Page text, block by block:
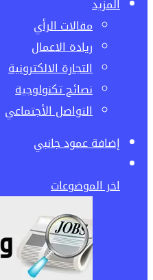
المزيد
مقالات الرأي
ريادة الاعمال
التجارة الالكترونية
نصائح تكنولوجية
التواصل الأجتماعي
إضافة عمود جانبي
اخر الموضوعات